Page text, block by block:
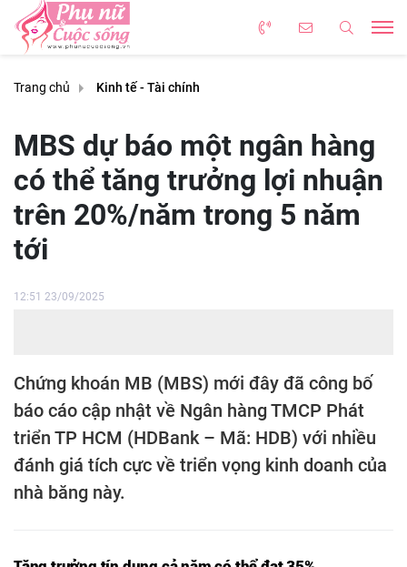
Trang chủ Kinh tế - Tài chính
MBS dự báo một ngân hàng
có thể tăng trưởng lợi nhuận
trên 20%/năm trong 5 năm
tới
12:51 23/09/2025
Chứng khoán MB (MBS) mới đây đã công bố
báo cáo cập nhật về Ngân hàng TMCP Phát
triển TP HCM (HDBank – Mã: HDB) với nhiều
đánh giá tích cực về triển vọng kinh doanh của
nhà băng này.